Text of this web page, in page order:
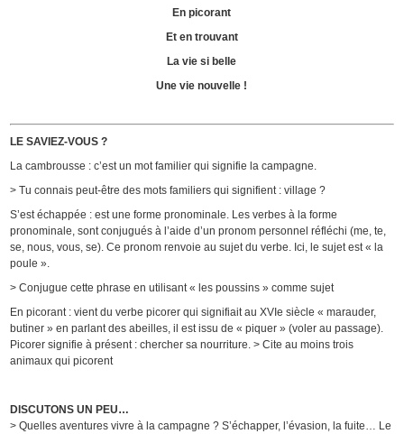
En picorant
Et en trouvant
La vie si belle
Une vie nouvelle !
LE SAVIEZ-VOUS ?
La cambrousse : c’est un mot familier qui signifie la campagne.
> Tu connais peut-être des mots familiers qui signifient : village ?
S’est échappée : est une forme pronominale. Les verbes à la forme
pronominale, sont conjugués à l’aide d’un pronom personnel réfléchi (me, te,
se, nous, vous, se). Ce pronom renvoie au sujet du verbe. Ici, le sujet est « la
poule ».
> Conjugue cette phrase en utilisant « les poussins » comme sujet
En picorant : vient du verbe picorer qui signifiait au XVIe siècle « marauder,
butiner » en parlant des abeilles, il est issu de « piquer » (voler au passage).
Picorer signifie à présent : chercher sa nourriture. > Cite au moins trois
animaux qui picorent
DISCUTONS UN PEU…
> Quelles aventures vivre à la campagne ? S’échapper, l’évasion, la fuite… Le